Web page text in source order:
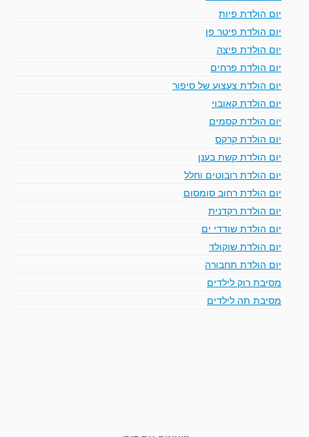
יום הולדת פיות
יום הולדת פיטר פן
יום הולדת פיצה
יום הולדת פרחים
יום הולדת צעצוע של סיפור
יום הולדת קאובוי
יום הולדת קסמים
יום הולדת קרקס
יום הולדת קשת בענן
יום הולדת רובוטים וחלל
יום הולדת רחוב סומסום
יום הולדת רקדנית
יום הולדת שודדי ים
יום הולדת שוקולד
יום הולדת תחבורה
מסיבת רוק לילדים
מסיבת תה לילדים